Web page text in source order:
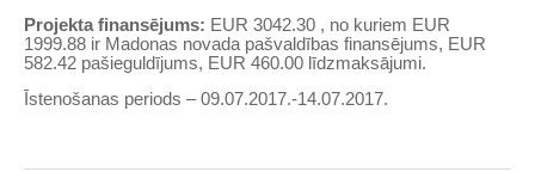
Projekta finansējums: EUR 3042.30 , no kuriem EUR
1999.88 ir Madonas novada pašvaldības finansējums, EUR
582.42 pašieguldījums, EUR 460.00 līdzmaksājumi.
Īstenošanas periods – 09.07.2017.-14.07.2017.